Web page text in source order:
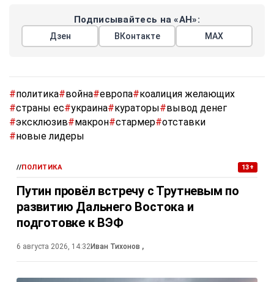
Подписывайтесь на «АН»:
Дзен ВКонтакте МАХ
#политика#война#европа#коалиция желающих
#страны ес#украина#кураторы#вывод денег
#эксклюзив#макрон#стармер#отставки
#новые лидеры
//ПОЛИТИКА 13+
Путин провёл встречу с Трутневым по
развитию Дальнего Востока и
подготовке к ВЭФ
6 августа 2026, 14:32Иван Тихонов ,